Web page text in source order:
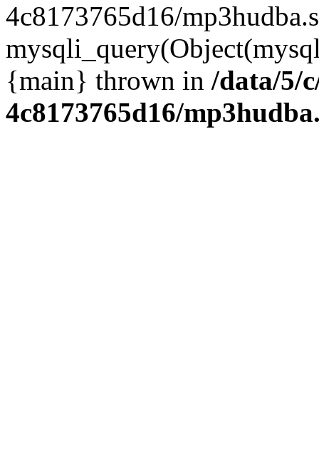
4c8173765d16/
{main} thrown in /data/5/
4c8173765d16/